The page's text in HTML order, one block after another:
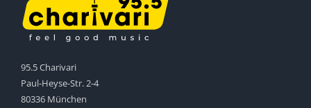
95.5 Charivari
Paul-Heyse-Str. 2-4
80336 München